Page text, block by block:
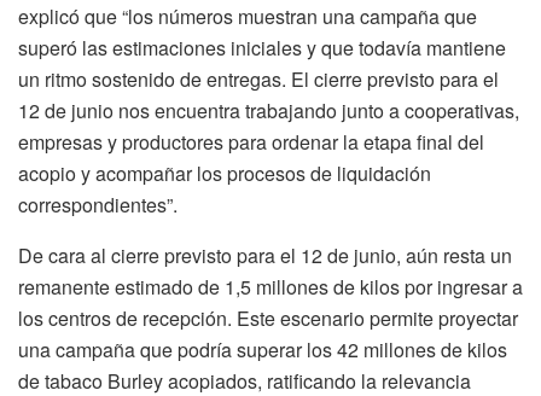
explicó que “los números muestran una campaña que
superó las estimaciones iniciales y que todavía mantiene
un ritmo sostenido de entregas. El cierre previsto para el
12 de junio nos encuentra trabajando junto a cooperativas,
empresas y productores para ordenar la etapa final del
acopio y acompañar los procesos de liquidación
correspondientes”.
De cara al cierre previsto para el 12 de junio, aún resta un
remanente estimado de 1,5 millones de kilos por ingresar a
los centros de recepción. Este escenario permite proyectar
una campaña que podría superar los 42 millones de kilos
de tabaco Burley acopiados, ratificando la relevancia